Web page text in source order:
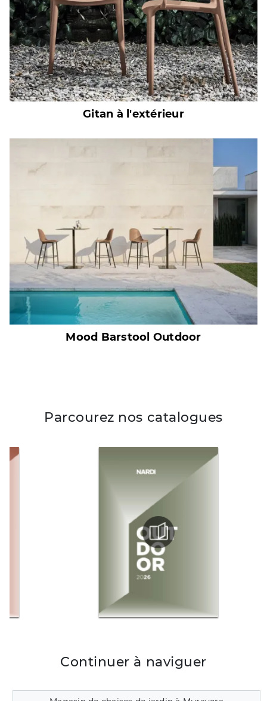
Gitan à l'extérieur
Mood Barstool Outdoor
Parcourez nos catalogues
Continuer à naviguer